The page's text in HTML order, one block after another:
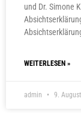
und Dr. Simone
WEITERLESEN »
admin 9.